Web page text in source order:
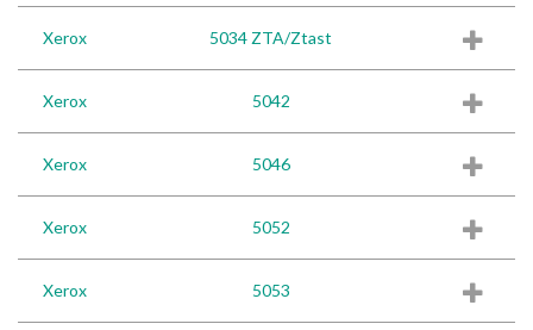
Xerox 5034 ZTA/Ztast
Xerox 5042
Xerox 5046
Xerox 5052
Xerox 5053